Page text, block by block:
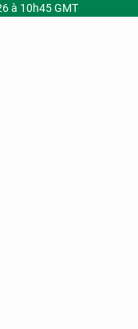
à 10h45 GMT